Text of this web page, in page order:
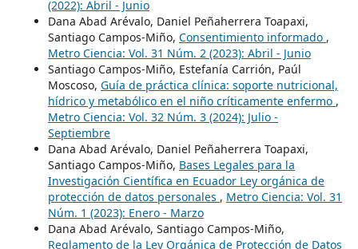
(2022): Abril - Junio
Dana Abad Arévalo, Daniel Peñaherrera Toapaxi,
Santiago Campos-Miño, Consentimiento informado ,
Metro Ciencia: Vol. 31 Núm. 2 (2023): Abril - Junio
Santiago Campos-Miño, Estefanía Carrión, Paúl
Moscoso, Guía de práctica clínica: soporte nutricional,
hídrico y metabólico en el niño críticamente enfermo ,
Metro Ciencia: Vol. 32 Núm. 3 (2024): Julio -
Septiembre
Dana Abad Arévalo, Daniel Peñaherrera Toapaxi,
Santiago Campos-Miño, Bases Legales para la
Investigación Científica en Ecuador Ley orgánica de
protección de datos personales , Metro Ciencia: Vol. 31
Núm. 1 (2023): Enero - Marzo
Dana Abad Arévalo, Santiago Campos-Miño,
Reglamento de la Ley Orgánica de Protección de Datos